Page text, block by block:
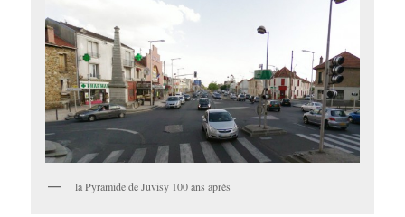
la Pyramide de Juvisy 100 ans après